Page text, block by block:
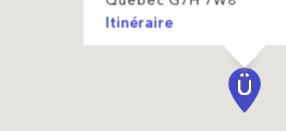
Itinéraire